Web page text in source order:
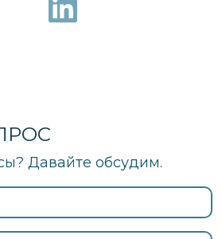
Давайте обсудим.